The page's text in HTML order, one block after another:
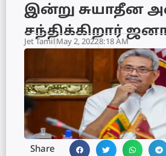
இன்று சுயாதீன
சந்திக்கிறார்
Jet TamilMay 2, 20228:18 AM
Share